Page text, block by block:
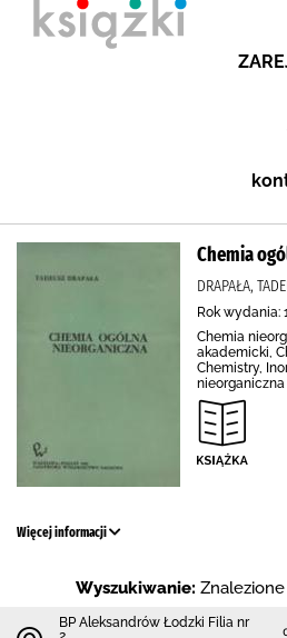
Chemia
DRAPAŁA,
Rok wydania:
Chemia
akademicki,
Chemistry,
nieorganiczna
Więcej informacji
Wyszukiwanie:
BP Aleksandrów Łodzki Filia nr